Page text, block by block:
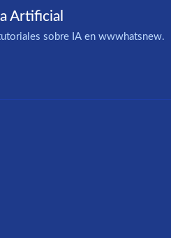
Artificial
sobre IA en wwwhatsnew.